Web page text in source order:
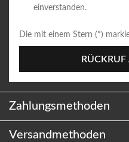
einverstanden.
Die mit einem Stern (*)
RÜCKRUF
Zahlungsmethoden
Versandmethoden